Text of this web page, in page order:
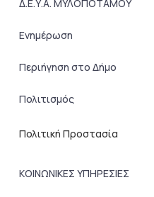
Δ.Ε.Υ.Α. ΜΥΛΟΠΟΤΑΜΟΥ
Ενημέρωση
Περιήγηση στο Δήμο
Πολιτισμός
Πολιτική Προστασία
ΚΟΙΝΩΝΙΚΕΣ ΥΠΗΡΕΣΙΕΣ